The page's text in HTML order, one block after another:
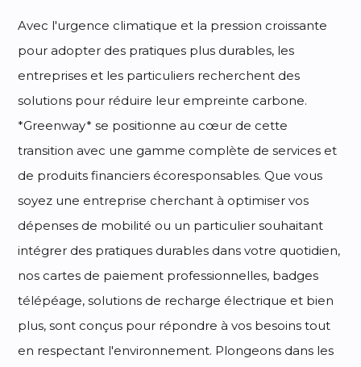
Avec l'urgence climatique et la pression croissante
pour adopter des pratiques plus durables, les
entreprises et les particuliers recherchent des
solutions pour réduire leur empreinte carbone.
*Greenway* se positionne au cœur de cette
transition avec une gamme complète de services et
de produits financiers écoresponsables. Que vous
soyez une entreprise cherchant à optimiser vos
dépenses de mobilité ou un particulier souhaitant
intégrer des pratiques durables dans votre quotidien,
nos cartes de paiement professionnelles, badges
télépéage, solutions de recharge électrique et bien
plus, sont conçus pour répondre à vos besoins tout
en respectant l'environnement. Plongeons dans les